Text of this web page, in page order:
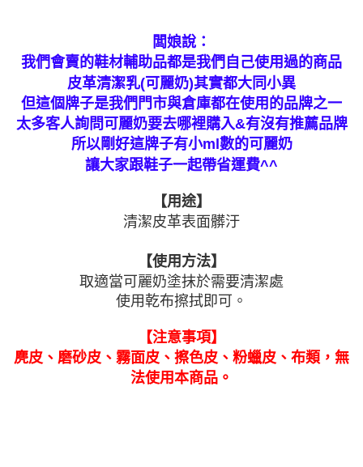
消。如遇「轉專審核」未通過狀況，表示未達大哥付你分期系統評分，恕無
法說明評估內容。
【繳款方式說明】
1.分期款項不併入電信帳單，「大哥付你分期」於每月結算日後寄送繳費提
醒簡訊。
2.透過簡訊連結打開帳單後，可選擇「超商條碼／台灣大直營門市／銀行轉
帳／街口支付／iPASS MONEY」等通路繳費。
1.本服務係由「台灣大哥大股份有限公司」（以下簡稱本公司）所提供，讓
買賣價金債權讓與本公司後，依約使用本公司帳單繳交帳款。
2.基於同意付款使用「大哥付你分期」之契約關係目的，商店將以您的個人
資料（包含姓名、電話或地址）提供予台灣大哥大進項蒐集、處理及利用，
3.完整用戶服務條款，請詳閱以下連結：https://oppay.tw/userRule
１．簡單：不需註冊會員、不需綁卡、不需儲值。
２．便利：只要手機號碼，簡訊認證，即可結帳。
３．安心：先確認商品／服務後，再付款。
【「AFTEE先享後付」結帳流程】
１．於結帳方式選擇「AFTEE先享後付」後，將跳轉至「AFTEE先享後付」
結帳頁面，進行簡訊認證並確認金額後，即可完成結帳。
２．訂單成立數日內，您將收到繳費通知簡訊。
３．收到繳費通知簡訊後14天內，點擊此簡訊中的連結，可透過四大超商／
ATM／網路銀行／等多元方式進行付款，方視為交易完成。
購買商品的店家。未經商家同意取消之訂單仍視為有效，需透過AFTEE先享
※ 交易是否成功請以「AFTEE先享後付 」之結帳頁面顯示為準，若有關於
https://netprotections.freshdesk.com/support/home
１．透過由恩沛科技股份有限公司提供之「AFTEE先享後付」服務完成之交
易，需依本服務之必要範圍內提供個人資料，並將交易相關給付款項請求債
２．關於個人資料處理事宜，請瀏覽以下網址：
https://aftee.tw/terms/#terms3
３．未成年的使用者請事先徵得法定代理人或監護人之同意方可使用
「AFTEE先享後付」，若未經同意申辦者引起之損失，本公司不負相關責
運送方式
全家付款取貨
每筆NT$80，滿NT$799(含以上)免運費
付款後全家取貨
每筆NT$80，滿NT$799(含以上)免運費
每筆NT$80，滿NT$799(含以上)免運費
每筆NT$80，滿NT$799(含以上)免運費
每筆NT$80，滿NT$799(含以上)免運費
離島黑貓宅配
闆娘說：
我們會賣的鞋材輔助品都是我們自己使用過的商品
皮革清潔乳(可麗奶)其實都大同小異
但這個牌子是我們門市與倉庫都在使用的品牌之一
太多客人詢問可麗奶要去哪裡購入&有沒有推薦品牌
所以剛好這牌子有小ml數的可麗奶
讓大家跟鞋子一起帶省運費^^
【用途】
清潔皮革表面髒汙
【使用方法】
取適當可麗奶塗抹於需要清潔處
使用乾布擦拭即可。
【注意事項】
麂皮、磨砂皮、霧面皮、擦色皮、粉蠟皮、布類，無
法使用本商品。